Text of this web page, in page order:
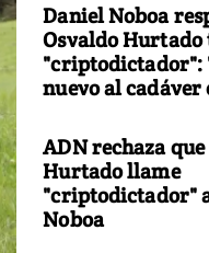
Daniel Noboa
Osvaldo
"criptodictador":
nuevo al
ADN rechaza
Hurtado llame
"criptodictador"
Noboa